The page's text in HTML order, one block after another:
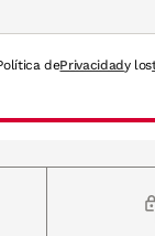
dePrivacidady los